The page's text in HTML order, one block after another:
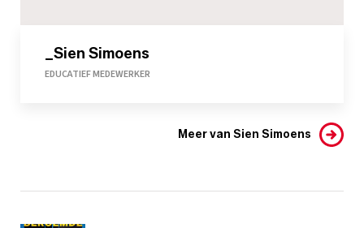
_Sien Simoens
EDUCATIEF MEDEWERKER
Meer van Sien Simoens